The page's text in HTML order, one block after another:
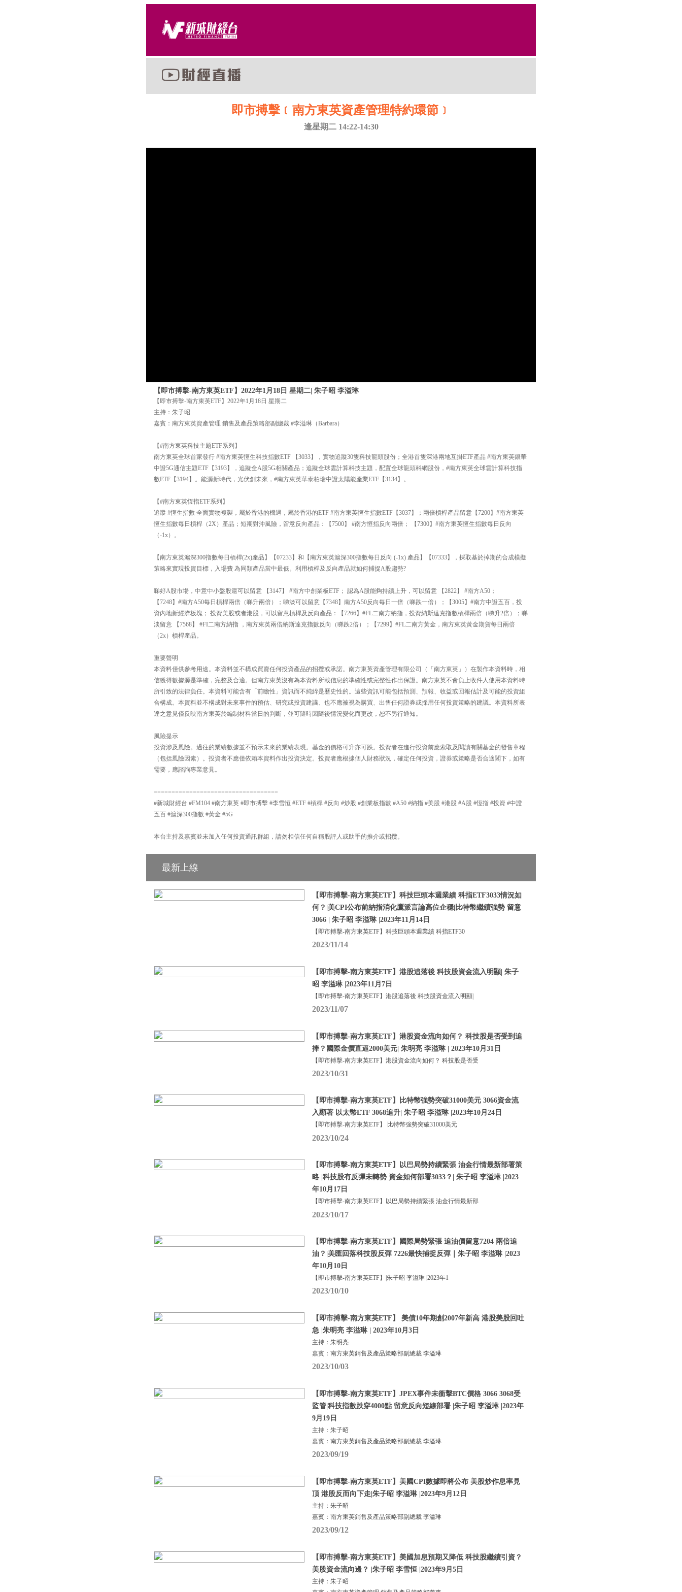
即市搏擊﹝南方東英資產管理特約環節﹞
逢星期二 14:22-14:30
【即市搏擊-南方東英ETF】2022年1月18日 星期二| 朱子昭 李溢琳
【即市搏擊-南方東英ETF】2022年1月18日 星期二
主持：朱子昭
嘉賓：南方東英資產管理 銷售及產品策略部副總裁 #李溢琳（Barbara）
【#南方東英科技主題ETF系列】
南方東英全球首家發行 #南方東英恆生科技指數ETF 【3033】，實物追蹤30隻科技龍頭股份；全港首隻深港兩地互掛ETF產品 #南方東英銀華
中證5G通信主題ETF【3193】，追蹤全A股5G相關產品；追蹤全球雲計算科技主題，配置全球龍頭科網股份，#南方東英全球雲計算科技指
數ETF【3194】。能源新時代，光伏創未來，#南方東英華泰柏瑞中證太陽能產業ETF【3134】。
【#南方東英恆指ETF系列】
追蹤 #恆生指數 全面實物複製，屬於香港的機遇，屬於香港的ETF #南方東英恆生指數ETF【3037】；兩倍槓桿產品留意【7200】#南方東英
恆生指數每日槓桿（2X）產品；短期對沖風險，留意反向產品：【7500】 #南方恒指反向兩倍； 【7300】#南方東英恆生指數每日反向
（-1x）。
【南方東英滬深300指數每日槓桿(2x)產品】【07233】和【南方東英滬深300指數每日反向 (-1x) 產品】【07333】，採取基於掉期的合成模擬
策略來實現投資目標，入場費 為同類產品當中最低。利用槓桿及反向產品就如何捕捉A股趨勢?
睇好A股市場，中意中小盤股還可以留意 【3147】 #南方中創業板ETF； 認為A股能夠持續上升，可以留意 【2822】 #南方A50；
【7248】#南方A50每日槓桿兩倍（睇升兩倍）；睇淡可以留意【7348】南方A50反向每日一倍（睇跌一倍）；【3005】#南方中證五百，投
資內地新經濟板塊； 投資美股或者港股，可以留意槓桿及反向產品：【7266】#FL二南方納指，投資納斯達克指數槓桿兩倍（睇升2倍）；睇
淡留意 【7568】 #FI二南方納指 ，南方東英兩倍納斯達克指數反向（睇跌2倍）；【7299】#FL二南方黃金，南方東英黃金期貨每日兩倍
（2x）槓桿產品。
重要聲明
本資料僅供參考用途。本資料並不構成買賣任何投資產品的招攬或承諾。南方東英資產管理有限公司（「南方東英」）在製作本資料時，相
信獲得數據源是準確，完整及合適。但南方東英沒有為本資料所載信息的準確性或完整性作出保證。南方東英不會負上收件人使用本資料時
所引致的法律負任。本資料可能含有「前瞻性」資訊而不純綷是歷史性的。這些資訊可能包括預測、預報、收益或回報估計及可能的投資組
合構成。本資料並不構成對未來事件的預估、研究或投資建議、也不應被視為購買、出售任何證券或採用任何投資策略的建議。本資料所表
達之意見僅反映南方東英於編制材料當日的判斷，並可隨時因隨後情況變化而更改，恕不另行通知。
風險提示
投資涉及風險。過往的業績數據並不預示未來的業績表現。基金的價格可升亦可跌。投資者在進行投資前應索取及閱讀有關基金的發售章程
（包括風險因素）。投資者不應僅依賴本資料作出投資決定。投資者應根據個人財務狀況，確定任何投資，證券或策略是否合適閣下，如有
需要，應諮詢專業意見。
===================================
#新城財經台 #FM104 #南方東英 #即市搏擊 #李雪恒 #ETF #槓桿 #反向 #炒股 #創業板指數 #A50 #納指 #美股 #港股 #A股 #恆指 #投資 #中證
五百 #滬深300指數 #黃金 #5G
本台主持及嘉賓並未加入任何投資通訊群組，請勿相信任何自稱股評人或助手的推介或招攬。
最新上線
【即市搏擊-南方東英ETF】科技巨頭本週業績 科指ETF3033情況如
何？|美CPI公布前納指消化鷹派言論高位企穩|比特幣繼續強勢 留意
3066 | 朱子昭 李溢琳 |2023年11月14日
【即市搏擊-南方東英ETF】科技巨頭本週業績 科指ETF30
2023/11/14
【即市搏擊-南方東英ETF】港股追落後 科技股資金流入明顯| 朱子
昭 李溢琳 |2023年11月7日
【即市搏擊-南方東英ETF】港股追落後 科技股資金流入明顯|
2023/11/07
【即市搏擊-南方東英ETF】港股資金流向如何？ 科技股是否受到追
捧？國際金價直逼2000美元| 朱明亮 李溢琳 | 2023年10月31日
【即市搏擊-南方東英ETF】港股資金流向如何？ 科技股是否受
2023/10/31
【即市搏擊-南方東英ETF】比特幣強勢突破31000美元 3066資金流
入顯著 以太幣ETF 3068追升| 朱子昭 李溢琳 |2023年10月24日
【即市搏擊-南方東英ETF】 比特幣強勢突破31000美元
2023/10/24
【即市搏擊-南方東英ETF】以巴局勢持續緊張 油金行情最新部署策
略 |科技股有反彈未轉勢 資金如何部署3033？| 朱子昭 李溢琳 |2023
年10月17日
【即市搏擊-南方東英ETF】以巴局勢持續緊張 油金行情最新部
2023/10/17
【即市搏擊-南方東英ETF】國際局勢緊張 追油價留意7204 兩倍追
油？|美匯回落科技股反彈 7226最快捕捉反彈｜朱子昭 李溢琳 |2023
年10月10日
【即市搏擊-南方東英ETF】|朱子昭 李溢琳 |2023年1
2023/10/10
【即市搏擊-南方東英ETF】 美債10年期創2007年新高 港股美股回吐
急 |朱明亮 李溢琳 | 2023年10月3日
主持：朱明亮
嘉賓：南方東英銷售及產品策略部副總裁 李溢琳
2023/10/03
【即市搏擊-南方東英ETF】JPEX事件未衝擊BTC價格 3066 3068受
監管|科技指數跌穿4000點 留意反向短線部署 |朱子昭 李溢琳 |2023年
9月19日
主持：朱子昭
嘉賓：南方東英銷售及產品策略部副總裁 李溢琳
2023/09/19
【即市搏擊-南方東英ETF】美國CPI數據即將公布 美股炒作息率見
頂 港股反而向下走|朱子昭 李溢琳 |2023年9月12日
主持：朱子昭
嘉賓：南方東英銷售及產品策略部副總裁 李溢琳
2023/09/12
【即市搏擊-南方東英ETF】美國加息預期又降低 科技股繼續引資？
美股資金流向邊？ |朱子昭 李雪恒 |2023年9月5日
主持：朱子昭